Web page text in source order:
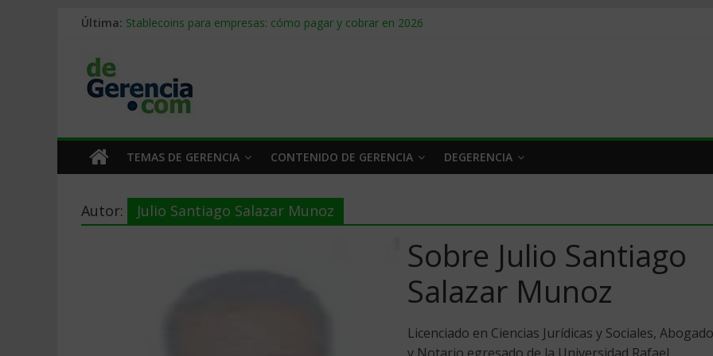
Última: Stablecoins para empresas: cómo pagar y cobrar en 2026
Trabajo forzoso en la cadena de suministro: qué hacer
Mercado hispano de EE. UU.: cómo segmentarlo y venderle
TEMAS DE GERENCIA CONTENIDO DE GERENCIA DEGERENCIA
Autor: Julio Santiago Salazar Munoz
Sobre Julio Santiago
Salazar Munoz
Licenciado en Ciencias Jurídicas y Sociales, Abogado